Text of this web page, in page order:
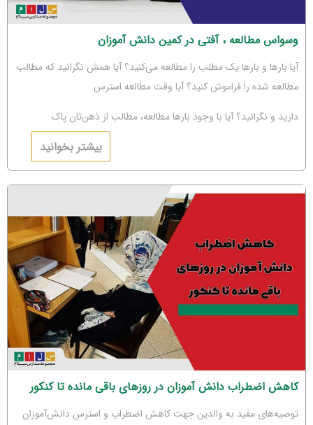
وسواس مطالعه ، آفتی در کمین دانش آموزان
آیا بارها و بارها یک مطلب را مطالعه می‌کنید؟ آیا همش نگرانید که مطالب
مطالعه شده را فراموش کنید؟ آیا وقت مطالعه استرس
دارید و نگرانید؟ آیا با وجود بارها مطالعه، مطالب از ذهن‌تان پاک
می‌شوند؟ اگر جواب‌تان مثبت است، باید بگوییم شما دچار
بیشتر بخوانید
کاهش اضطراب دانش آموزان در روزهای باقی مانده تا کنکور
توصیه‌های مفید به والدین جهت کاهش اضطراب و استرس دانش‌آموزان